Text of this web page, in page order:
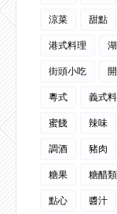
涼菜 甜點
港式料理
街頭小吃
粵式
義式
蜜餞
辣味
調酒
豬肉
糖果
糖醋類
點心
醬汁